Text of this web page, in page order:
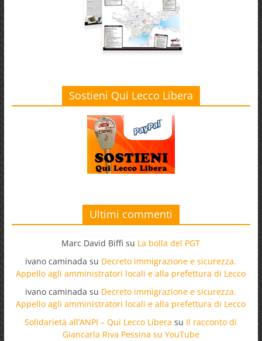
Sostieni Qui Lecco Libera
Ultimi commenti
Marc David Biffi su La bolla del PGT
ivano caminada su Decreto immigrazione e sicurezza.
Appello agli amministratori locali e alla prefettura di Lecco
ivano caminada su Decreto immigrazione e sicurezza.
Appello agli amministratori locali e alla prefettura di Lecco
Solidarietà all’ANPI – Qui Lecco Libera su Il racconto di
Giancarla Riva Pessina su YouTube